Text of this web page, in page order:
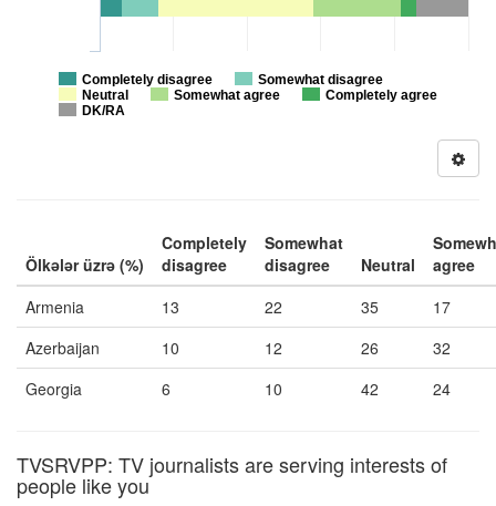
Completely disagree
Somewhat disagree
Neutral
Somewhat agree
Completely agree
DK/RA
Ölkələr üzrə (%)
Completely
disagree
Somewhat
disagree
Neutral
agree
Armenia
13 22 35
17
Azerbaijan
10 12 26
32
Georgia
6 10 42 24
TVSRVPP: TV journalists are serving interests of
people like you